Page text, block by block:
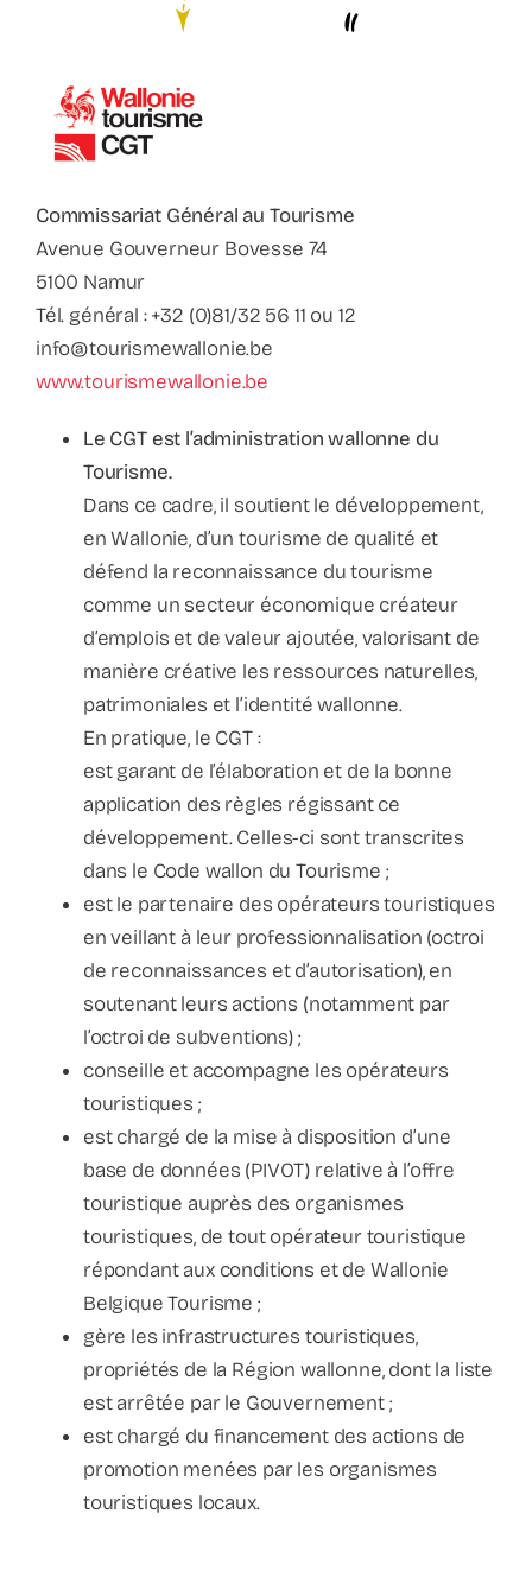
ABC Van De Toeristische Terminologie
Français
Nederlands
Commissariat Général au Tourisme
Avenue Gouverneur Bovesse 74
5100 Namur
Tél. général : +32 (0)81/32 56 11 ou 12
info@tourismewallonie.be
www.tourismewallonie.be
Le CGT est l’administration wallonne du
Tourisme.
Dans ce cadre, il soutient le développement,
en Wallonie, d’un tourisme de qualité et
défend la reconnaissance du tourisme
comme un secteur économique créateur
d’emplois et de valeur ajoutée, valorisant de
manière créative les ressources naturelles,
patrimoniales et l’identité wallonne.
En pratique, le CGT :
est garant de l’élaboration et de la bonne
application des règles régissant ce
développement. Celles-ci sont transcrites
dans le Code wallon du Tourisme ;
est le partenaire des opérateurs touristiques
en veillant à leur professionnalisation (octroi
de reconnaissances et d’autorisation), en
soutenant leurs actions (notamment par
l’octroi de subventions) ;
conseille et accompagne les opérateurs
touristiques ;
est chargé de la mise à disposition d’une
base de données (PIVOT) relative à l’offre
touristique auprès des organismes
touristiques, de tout opérateur touristique
répondant aux conditions et de Wallonie
Belgique Tourisme ;
gère les infrastructures touristiques,
propriétés de la Région wallonne, dont la liste
est arrêtée par le Gouvernement ;
est chargé du financement des actions de
promotion menées par les organismes
touristiques locaux.